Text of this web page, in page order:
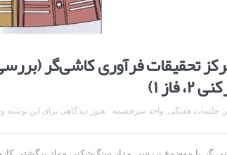
تحقیقات فرآوری کاشی‌گر
۱)
,جلسات هفتگی, واحد سرچشمه هنوز دیدگاهی برای این نوشته